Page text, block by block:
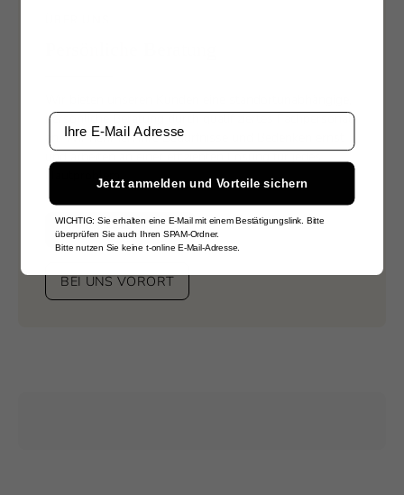
persönliche Beratung durch qualifiziertes Fachpersonal
an. Wir nehmen Ihre Bedürfnisse und Bedenken ernst
und arbeiten an einer effizienten Lösung für jedes
Hautproblem.
ONLINEBERATUNG
BEI UNS VORORT
Email
Jetzt anmelden und Vorteile sichern
WICHTIG: Sie erhalten eine E-Mail mit einem Bestätigungslink. Bitte
überprüfen Sie auch Ihren SPAM-Ordner.
Bitte nutzen Sie keine t-online E-Mail-Adresse.